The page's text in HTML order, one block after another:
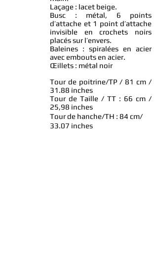
Laçage : lacet beige.
Busc : métal, 6 points
d’attache et 1 point d’attache
invisible en crochets noirs
placés sur l’envers.
Baleines : spiralées en acier
avec embouts en acier.
Œillets : métal noir
Tour de poitrine/TP / 81 cm /
31.88 inches
Tour de Taille / TT : 66 cm /
25,98 inches
Tour de hanche/TH : 84 cm/
33.07 inches